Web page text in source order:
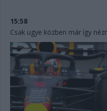
15:58
Csak ugye közben már így